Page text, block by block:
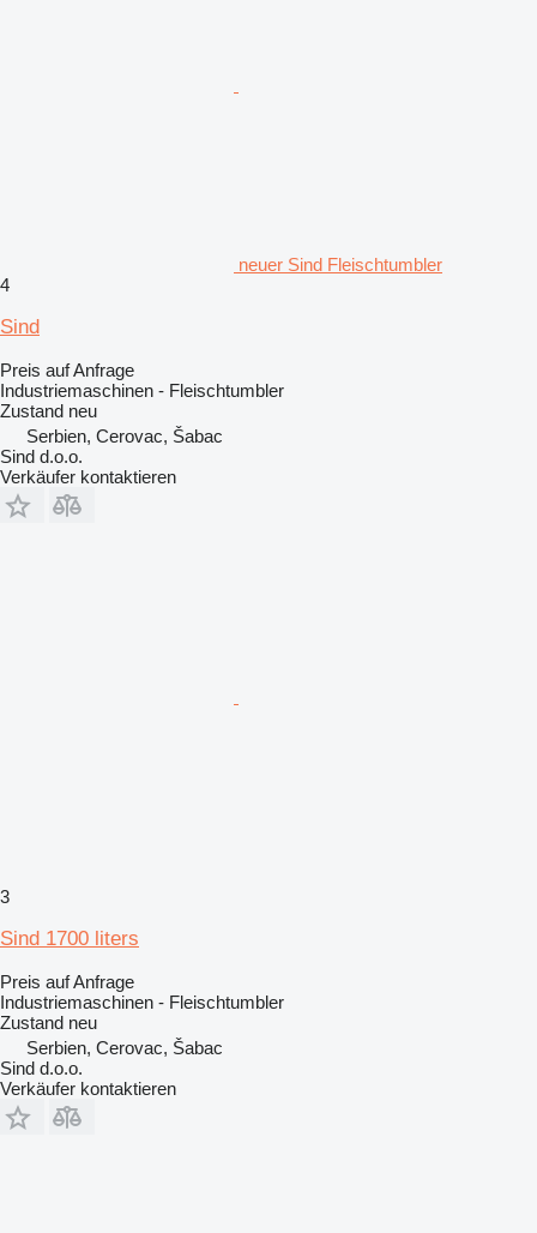
neuer Sind Fleischtumbler
4
Sind
Preis auf Anfrage
Industriemaschinen - Fleischtumbler
Zustand neu
Serbien, Cerovac, Šabac
Sind d.o.o.
Verkäufer kontaktieren
3
Sind 1700 liters
Preis auf Anfrage
Industriemaschinen - Fleischtumbler
Zustand neu
Serbien, Cerovac, Šabac
Sind d.o.o.
Verkäufer kontaktieren